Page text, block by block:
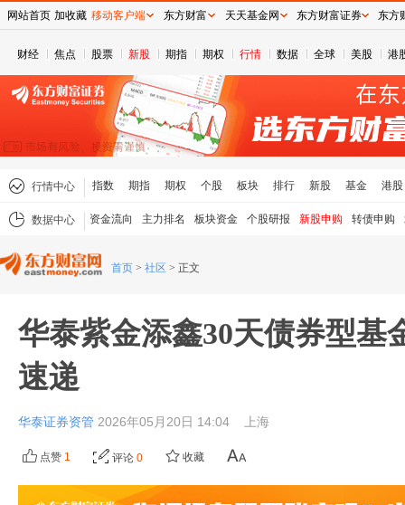
财经 焦点 股票 新股 期指 期权 行情 数据 全球 美股 港
行情中心 指数 期指 期权 个股 板块 排行 新股 基金 港股
数据中心 资金流向 主力排名 板块资金 个股研报 新股申购 转债申购
首页 > 社区 > 正文
华泰紫金添鑫30天债券型基
速递
华泰证券资管 2026年05月20日 14:04 上海
点赞 1 评论 0 收藏
网站首页 加收藏 移动客户端 东方财富 天天基金网 东方财富证券 东方